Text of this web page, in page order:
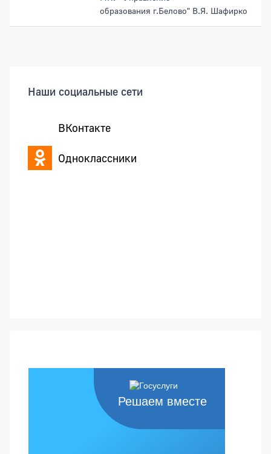
образования г.Белово" В.Я. Шафирко
Наши социальные сети
ВКонтакте
Одноклассники
Решаем вместе